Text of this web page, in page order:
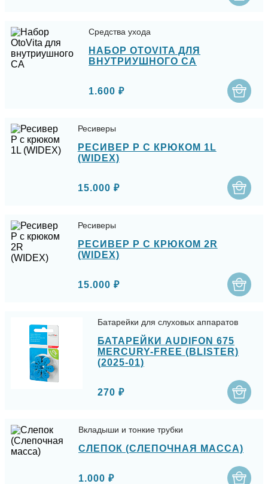
Средства ухода
НАБОР OTOVITA ДЛЯ
ВНУТРИУШНОГО СА
1.600 ₽
Ресиверы
РЕСИВЕР P С КРЮКОМ 1L
(WIDEX)
15.000 ₽
Ресиверы
РЕСИВЕР P С КРЮКОМ 2R
(WIDEX)
15.000 ₽
Батарейки для слуховых аппаратов
БАТАРЕЙКИ AUDIFON 675
MERCURY-FREE (BLISTER)
(2025-01)
270 ₽
Вкладыши и тонкие трубки
СЛЕПОК (СЛЕПОЧНАЯ МАССА)
1.000 ₽